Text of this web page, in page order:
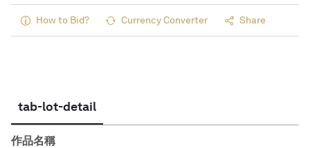
How to Bid? Currency Converter Share
tab-lot-detail
作品名稱